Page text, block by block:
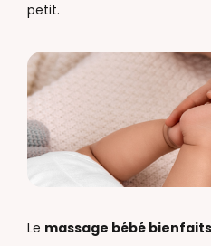
petit.
Le massage bébé